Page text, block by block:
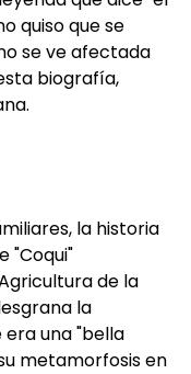
quiso que se
se ve afectada
biografía,
la historia
"Coqui"
de la
la
una "bella
metamorfosis en